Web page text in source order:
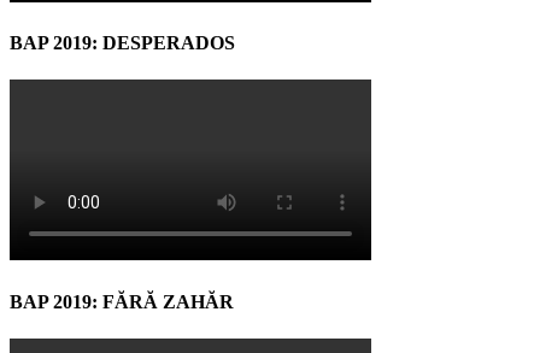
BAP 2019: DESPERADOS
BAP 2019: FĂRĂ ZAHĂR